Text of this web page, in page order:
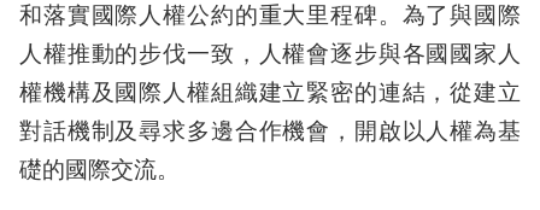
關
於
本
會
和落實國際人權公約的重大里程碑。為了與國際
人權推動的步伐一致，人權會逐步與各國國家人
權機構及國際人權組織建立緊密的連結，從建立
對話機制及尋求多邊合作機會，開啟以人權為基
礎的國際交流。